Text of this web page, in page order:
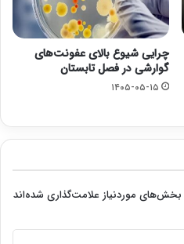
چرایی شیوع بالای عفونت‌های
گوارشی در فصل تابستان
۱۴۰۵-۰۵-۱۵
بخش‌های موردنیاز علامت‌گذاری شده‌اند